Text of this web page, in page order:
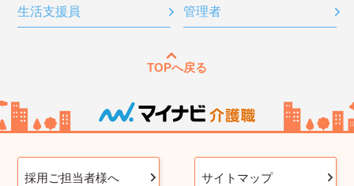
生活支援員 管理者
TOPへ戻る
採用ご担当者様へ サイトマップ